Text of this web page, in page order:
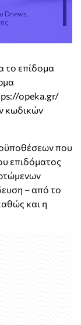
Dnews,
το επίδομα
opeka.gr/
κωδικών
που
επιδόματος
– από το
και η